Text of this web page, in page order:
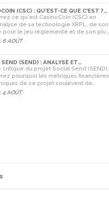
(CSC) : QU'EST-CE QUE C'EST ?
TOKENOMICS ET AVENIR EN
ce qu'est CasinoCoin (CSC) en
de sa technologie XRPL, de son
pour le jeu réglementé et de son pivot
vers LuckyHash.
6 AOÛT
SEND (SEND) : ANALYSE ET
CRITIQUES POUR 2026
critique du projet Social Send (SEND).
pourquoi les métriques financières
de ce projet soulèvent de
quant à sa légitimité en 2026.
4 AOÛT